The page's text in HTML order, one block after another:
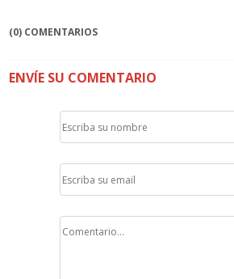
(0) COMENTARIOS
ENVÍE SU COMENTARIO